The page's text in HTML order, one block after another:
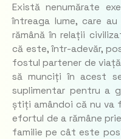
Există nenumărate
întreaga lume, care
rămână în relații
că este, într-adevăr,
fostul partener de
să munciți în acest
suplimentar pentru a
știți amândoi că nu va
efortul de a rămâne
familie pe cât este